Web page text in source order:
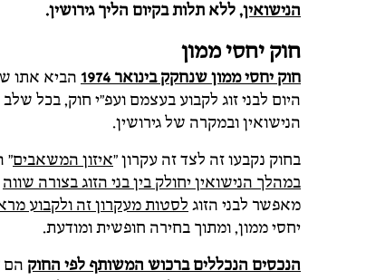
הנישואין,ללא תלות בקיום הליך גירושין.
חוק יחסי ממון
חוק יחסי ממון שנחקק בינואר 1974
הביא אתו
היום לבני זוג לקבוע בעצמם ועפ"י חוק, בכל
הנישואין ובמקרה של גירושין.
בחוק נקבעו זה לצד זה עקרון "איזון המשאבים"
במהלך הנישואין יחולק בין בני הזוג בצורה שווה
מאפשר לבני הזוג לסטות מעקרון זה ולקבוע
יחסי ממון, ומתוך בחירה חופשית ומודעת.
הנכסים הנכללים ברכוש המשותף לפי החוק הם